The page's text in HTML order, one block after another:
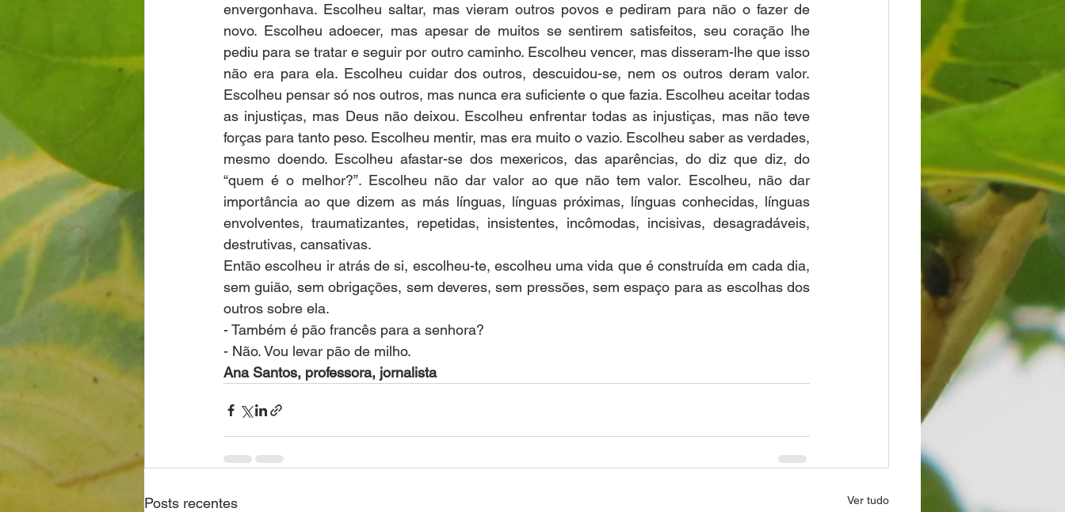
envergonhava. Escolheu saltar, mas vieram outros povos e pediram para não o fazer de
novo. Escolheu adoecer, mas apesar de muitos se sentirem satisfeitos, seu coração lhe
pediu para se tratar e seguir por outro caminho. Escolheu vencer, mas disseram-lhe que isso
não era para ela. Escolheu cuidar dos outros, descuidou-se, nem os outros deram valor.
Escolheu pensar só nos outros, mas nunca era suficiente o que fazia. Escolheu aceitar todas
as injustiças, mas Deus não deixou. Escolheu enfrentar todas as injustiças, mas não teve
forças para tanto peso. Escolheu mentir, mas era muito o vazio. Escolheu saber as verdades,
mesmo doendo. Escolheu afastar-se dos mexericos, das aparências, do diz que diz, do
“quem é o melhor?”. Escolheu não dar valor ao que não tem valor. Escolheu, não dar
importância ao que dizem as más línguas, línguas próximas, línguas conhecidas, línguas
envolventes, traumatizantes, repetidas, insistentes, incômodas, incisivas, desagradáveis,
destrutivas, cansativas.
Então escolheu ir atrás de si, escolheu-te, escolheu uma vida que é construída em cada dia,
sem guião, sem obrigações, sem deveres, sem pressões, sem espaço para as escolhas dos
outros sobre ela.
- Também é pão francês para a senhora?
- Não. Vou levar pão de milho.
Ana Santos, professora, jornalista
Posts recentes Ver tudo